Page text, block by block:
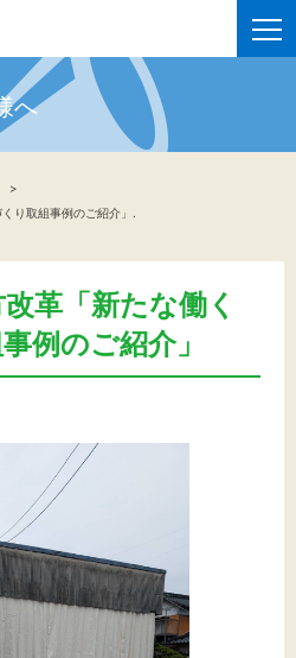
着情報
機関の方へ
工会について
い合わせ
字サイズ
拡大
へ
り取組事例のご紹介」.
革「新たな働く
例のご紹介」